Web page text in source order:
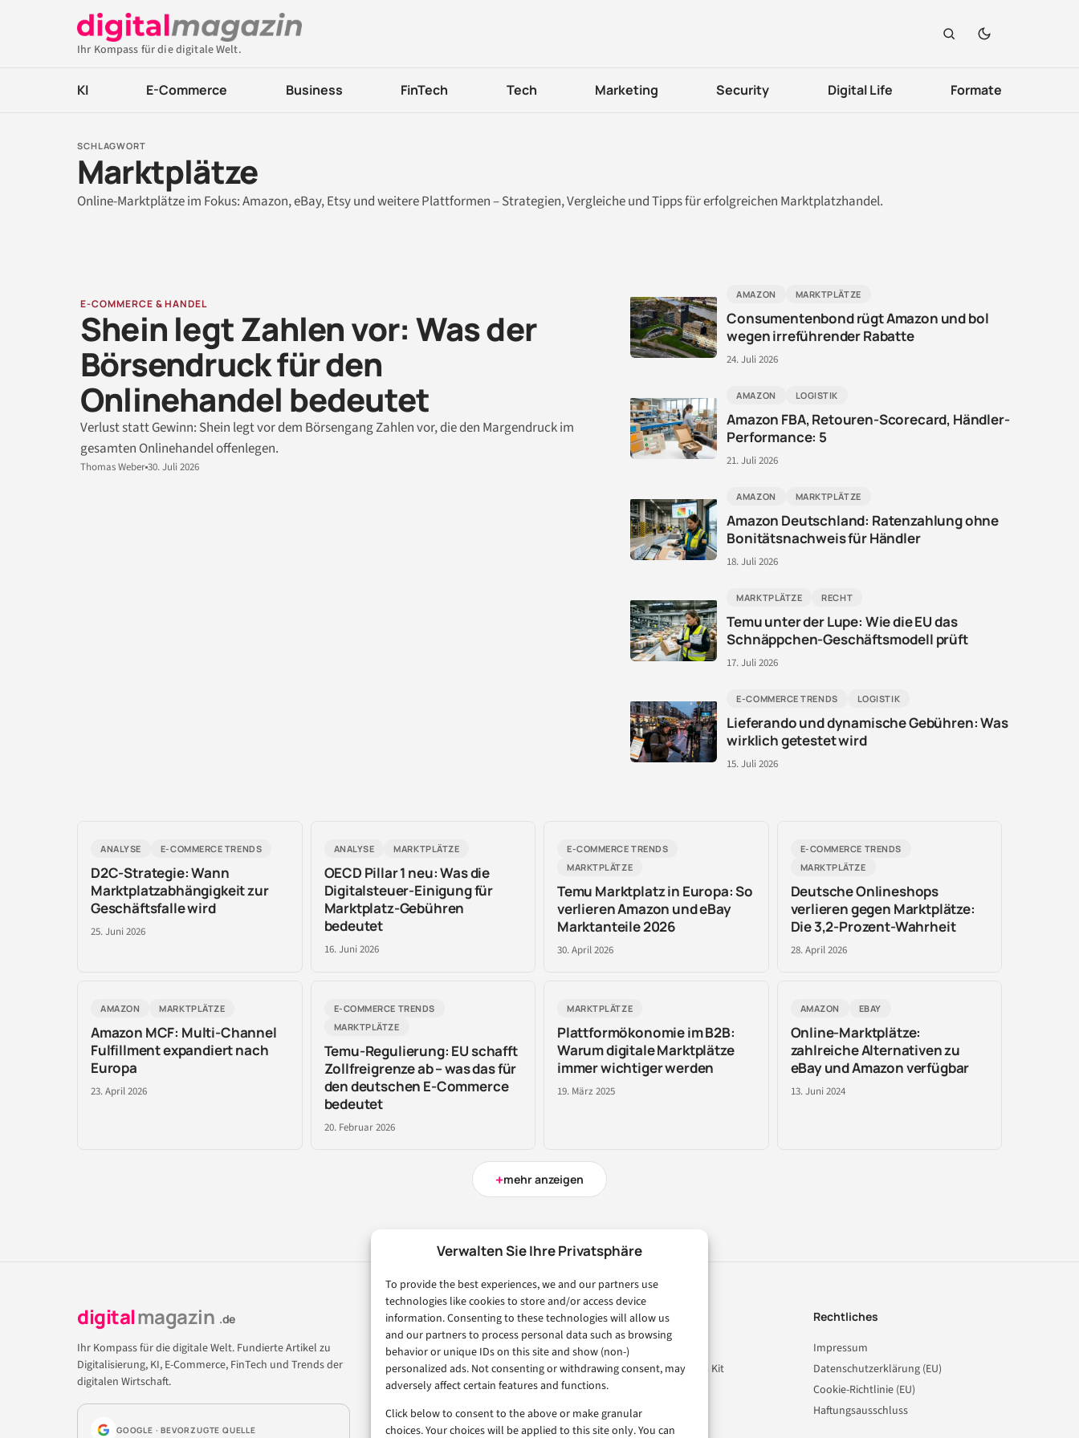
Verwalten Sie Ihre Privatsphäre
To provide the best experiences, we and our partners use
technologies like cookies to store and/or access device
information. Consenting to these technologies will allow us
and our partners to process personal data such as browsing
behavior or unique IDs on this site and show (non-)
personalized ads. Not consenting or withdrawing consent, may
adversely affect certain features and functions.
Click below to consent to the above or make granular
choices. Your choices will be applied to this site only. You can
Ihr Kompass für die digitale Welt.
KI E-Commerce Business FinTech Tech Marketing Security Digital Life Formate
SCHLAGWORT
Marktplätze
Online-Marktplätze im Fokus: Amazon, eBay, Etsy und weitere Plattformen – Strategien, Vergleiche und Tipps für erfolgreichen Marktplatzhandel.
E-COMMERCE & HANDEL
Shein legt Zahlen vor: Was der
Börsendruck für den
Onlinehandel bedeutet
Verlust statt Gewinn: Shein legt vor dem Börsengang Zahlen vor, die den Margendruck im
gesamten Onlinehandel offenlegen.
Thomas Weber30. Juli 2026
AMAZON MARKTPLÄTZE
Consumentenbond rügt Amazon und bol
wegen irreführender Rabatte
24. Juli 2026
AMAZON LOGISTIK
Amazon FBA, Retouren-Scorecard, Händler-
Performance: 5
21. Juli 2026
AMAZON MARKTPLÄTZE
Amazon Deutschland: Ratenzahlung ohne
Bonitätsnachweis für Händler
18. Juli 2026
MARKTPLÄTZE RECHT
Temu unter der Lupe: Wie die EU das
Schnäppchen-Geschäftsmodell prüft
17. Juli 2026
E-COMMERCE TRENDS LOGISTIK
Lieferando und dynamische Gebühren: Was
wirklich getestet wird
15. Juli 2026
ANALYSE E-COMMERCE TRENDS
D2C-Strategie: Wann
Marktplatzabhängigkeit zur
Geschäftsfalle wird
25. Juni 2026
ANALYSE MARKTPLÄTZE
OECD Pillar 1 neu: Was die
Digitalsteuer-Einigung für
Marktplatz-Gebühren
bedeutet
16. Juni 2026
E-COMMERCE TRENDS
MARKTPLÄTZE
Temu Marktplatz in Europa: So
verlieren Amazon und eBay
Marktanteile 2026
30. April 2026
E-COMMERCE TRENDS
MARKTPLÄTZE
Deutsche Onlineshops
verlieren gegen Marktplätze:
Die 3,2-Prozent-Wahrheit
28. April 2026
AMAZON MARKTPLÄTZE
Amazon MCF: Multi-Channel
Fulfillment expandiert nach
Europa
23. April 2026
E-COMMERCE TRENDS
MARKTPLÄTZE
Temu-Regulierung: EU schafft
Zollfreigrenze ab – was das für
den deutschen E-Commerce
bedeutet
20. Februar 2026
MARKTPLÄTZE
Plattformökonomie im B2B:
Warum digitale Marktplätze
immer wichtiger werden
19. März 2025
AMAZON EBAY
Online-Marktplätze:
zahlreiche Alternativen zu
eBay und Amazon verfügbar
13. Juni 2024
+mehr anzeigen
digitalmagazin .de
Ihr Kompass für die digitale Welt. Fundierte Artikel zu
Digitalisierung, KI, E-Commerce, FinTech und Trends der
digitalen Wirtschaft.
GOOGLE · BEVORZUGTE QUELLE
Rubriken
Künstliche Intelligenz
Technologie & IT
E-Commerce & Handel
Consumer & Digital Life
Marketing
Magazin
Unsere Redaktion
Werbeformate & Media Kit
Rechtliches
Impressum
Datenschutzerklärung (EU)
Cookie-Richtlinie (EU)
Haftungsausschluss